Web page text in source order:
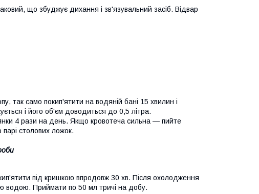
що збуджує дихання і зв'язувальний засіб. Відвар
так само покип'ятити на водяній бані 15 хвилин і
і його об'єм доводиться до 0,5 літра.
4 рази на день. Якщо кровотеча сильна — пийте
столових ложок.
під кришкою впродовж 30 хв. Після охолодження
водою. Приймати по 50 мл тричі на добу.